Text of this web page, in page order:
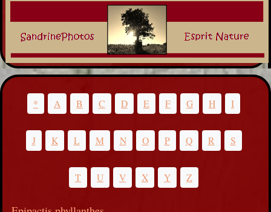
* A B C D E F G H I
J K L M N O P Q R S
T U V X Y Z